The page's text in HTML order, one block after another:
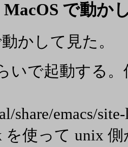
MacOS で動か
かして見た。
いで起動する
share/emacs/
を使って unix